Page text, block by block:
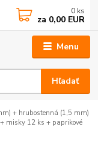
Menu
Hľadať
0 ks
za 0,00 EUR
+ hrubostenná (1,5 mm)
misky 12 ks + paprikové